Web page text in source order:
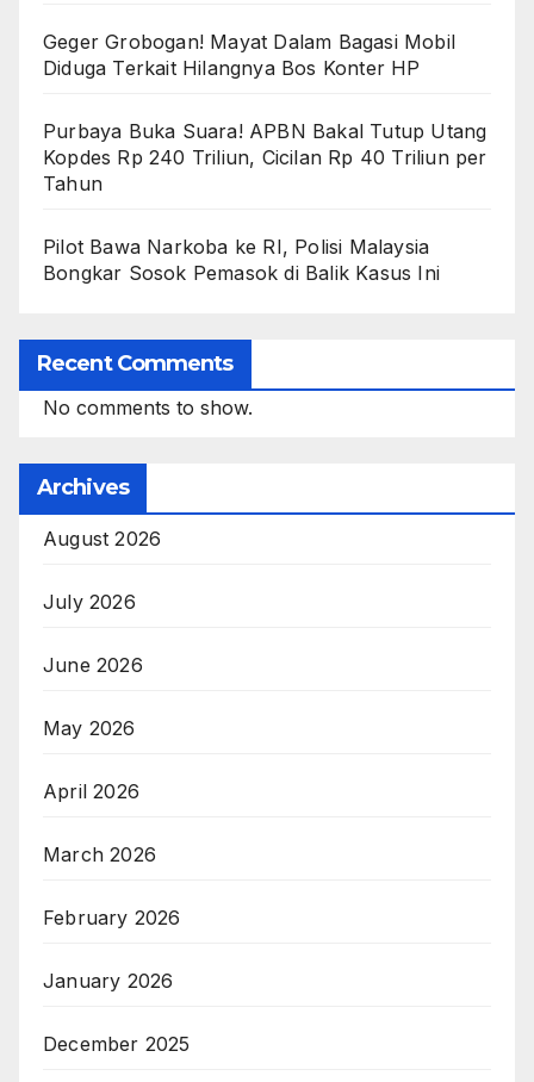
Geger Grobogan! Mayat Dalam Bagasi Mobil
Diduga Terkait Hilangnya Bos Konter HP
Purbaya Buka Suara! APBN Bakal Tutup Utang
Kopdes Rp 240 Triliun, Cicilan Rp 40 Triliun per
Tahun
Pilot Bawa Narkoba ke RI, Polisi Malaysia
Bongkar Sosok Pemasok di Balik Kasus Ini
Recent Comments
No comments to show.
Archives
August 2026
July 2026
June 2026
May 2026
April 2026
March 2026
February 2026
January 2026
December 2025